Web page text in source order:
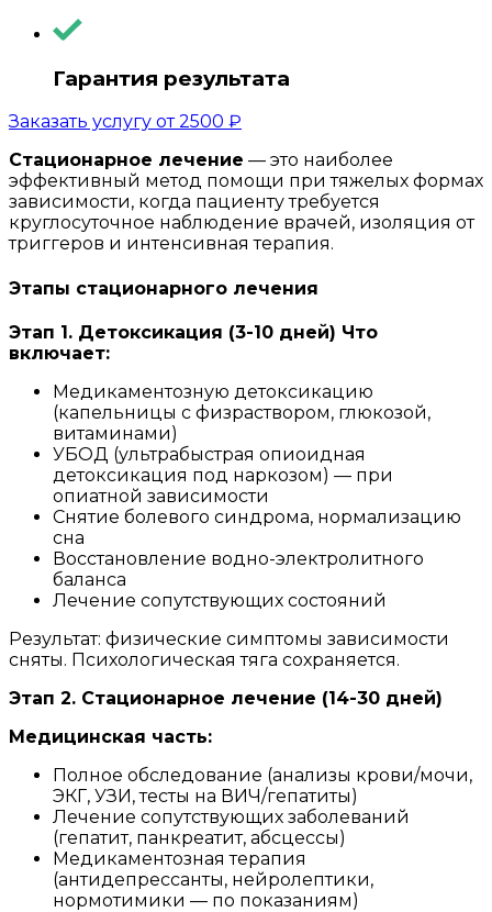
Гарантия результата
Заказать услугу от2500 ₽
Стационарное лечение — это наиболее
эффективный метод помощи при тяжелых формах
зависимости, когда пациенту требуется
круглосуточное наблюдение врачей, изоляция от
триггеров и интенсивная терапия.
Этапы стационарного лечения
Этап 1. Детоксикация (3-10 дней) Что
включает:
Медикаментозную детоксикацию
(капельницы с физраствором, глюкозой,
витаминами)
УБОД (ультрабыстрая опиоидная
детоксикация под наркозом) — при
опиатной зависимости
Снятие болевого синдрома, нормализацию
сна
Восстановление водно-электролитного
баланса
Лечение сопутствующих состояний
Результат: физические симптомы зависимости
сняты. Психологическая тяга сохраняется.
Этап 2. Стационарное лечение (14-30 дней)
Медицинская часть:
Полное обследование (анализы крови/мочи,
ЭКГ, УЗИ, тесты на ВИЧ/гепатиты)
Лечение сопутствующих заболеваний
(гепатит, панкреатит, абсцессы)
Медикаментозная терапия
(антидепрессанты, нейролептики,
нормотимики — по показаниям)